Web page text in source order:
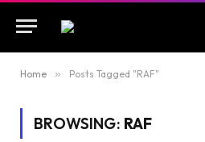
Home » Posts Tagged "RAF"
BROWSING: RAF